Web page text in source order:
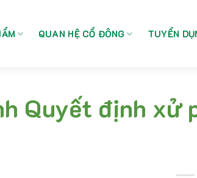
QUAN HỆ CỔ ĐÔNG TUYỂN
Quyết định xử